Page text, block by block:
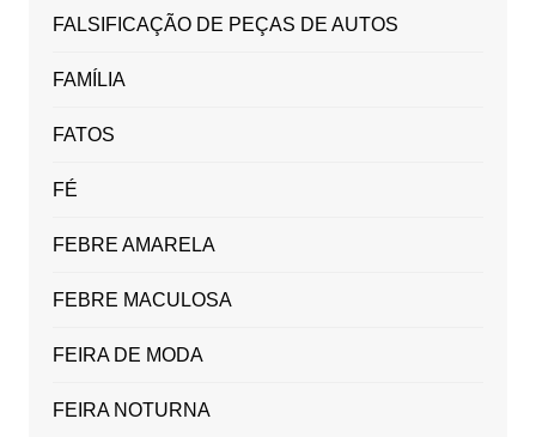
FALSIFICAÇÃO DE PEÇAS DE AUTOS
FAMÍLIA
FATOS
FÉ
FEBRE AMARELA
FEBRE MACULOSA
FEIRA DE MODA
FEIRA NOTURNA